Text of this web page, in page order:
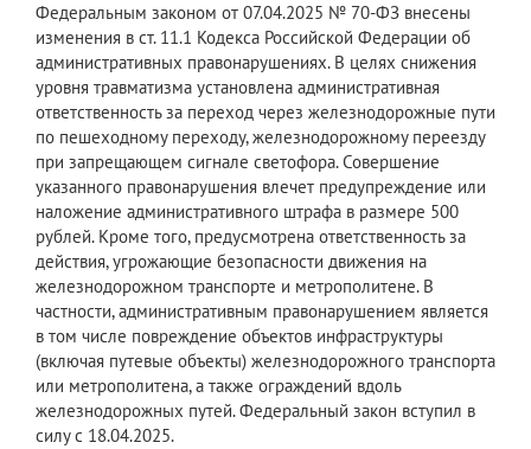
Федеральным законом от 07.04.2025 № 70-ФЗ внесены
изменения в ст. 11.1 Кодекса Российской Федерации об
административных правонарушениях. В целях снижения
уровня травматизма установлена административная
ответственность за переход через железнодорожные пути
по пешеходному переходу, железнодорожному переезду
при запрещающем сигнале светофора. Совершение
указанного правонарушения влечет предупреждение или
наложение административного штрафа в размере 500
рублей. Кроме того, предусмотрена ответственность за
действия, угрожающие безопасности движения на
железнодорожном транспорте и метрополитене. В
частности, административным правонарушением является
в том числе повреждение объектов инфраструктуры
(включая путевые объекты) железнодорожного транспорта
или метрополитена, а также ограждений вдоль
железнодорожных путей. Федеральный закон вступил в
силу с 18.04.2025.